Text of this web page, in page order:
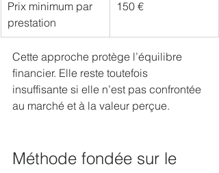
Prix minimum par
prestation
150 €
Cette approche protège l’équilibre
financier. Elle reste toutefois
insuffisante si elle n’est pas confrontée
au marché et à la valeur perçue.
Méthode fondée sur le